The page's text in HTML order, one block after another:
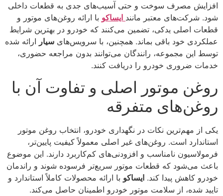
افزایش مصرف سوخت و حتی آسیب‌های جدی به قطعات داخلی
شود. شرکت‌های معتبر مانند ایساکو با ارائه روغن‌های موتور و
قطعات اصلی یدکی، تضمین می‌کنند که خودرو در بهترین شرایط
عملکردی خود باقی بماند. همچنین، با سرویس‌های سیار ارائه شده
توسط این مجموعه، رانندگان می‌توانند بدون مراجعه حضوری،
خدمات ضروری خودرو را دریافت کنند.
روغن موتور اصلی و تفاوت آن با
روغن‌های متفرقه
یکی از مهم‌ترین نکات در نگهداری خودرو، انتخاب روغن موتور
استاندارد است. روغن‌های غیر اصلی معمولاً کیفیت پایین‌تر،
فرمولاسیون نامناسب و افزودنی‌های کم‌کاربرد دارند. این موضوع
باعث می‌شود که قطعات موتور سریع‌تر فرسوده شوند و راندمان
خودرو کاهش پیدا کند. ایساکو با ارائه محصولات کاملاً استاندارد و
تایید شده، از سلامت موتور خودرو اطمینان حاصل می‌کند.